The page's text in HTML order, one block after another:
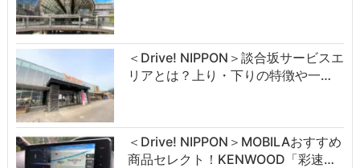
＜Drive! NIPPON＞談合坂サービスエ
リアとは？上り・下りの特徴や一…
＜Drive! NIPPON＞MOBILAおすすめ
商品セレクト！KENWOOD「彩速…